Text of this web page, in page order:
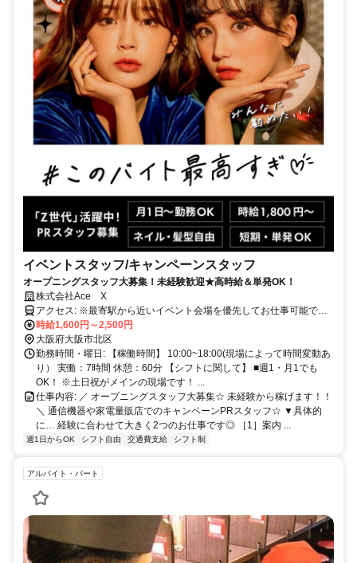
イベントスタッフ/キャンペーンスタッフ
オープニングスタッフ大募集！未経験歓迎★高時給＆単発OK！
株式会社Ace X
アクセス: ※最寄駅から近いイベント会場を優先してお仕事可能で
す！
時給1,600円～2,500円
大阪府大阪市北区
勤務時間・曜日: 【稼働時間】 10:00~18:00(現場によって時間変動あ
り） 実働：7時間 休憩：60分 【シフトに関して】 ■週1・月1でも
OK！ ※土日祝がメインの現場です！ ...
仕事内容: ／ オープニングスタッフ大募集☆ 未経験から稼げます！！
＼ 通信機器や家電量販店でのキャンペーンPRスタッフ☆ ▼具体的
に… 経験に合わせて大きく2つのお仕事です◎ ［1］案内 ...
週1日からOK シフト自由 交通費支給 シフト制
アルバイト・パート